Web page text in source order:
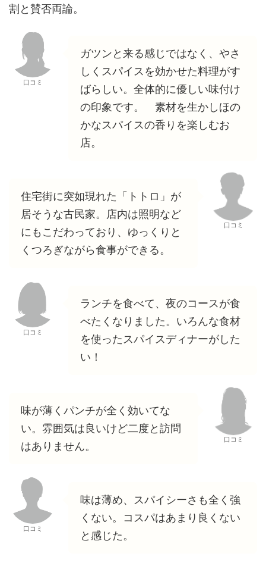
割と賛否両論。
口コミ
ガツンと来る感じではなく、やさ
しくスパイスを効かせた料理がす
ばらしい。全体的に優しい味付け
の印象です。 素材を生かしほの
かなスパイスの香りを楽しむお
店。
住宅街に突如現れた「トトロ」が
居そうな古民家。店内は照明など
にもこだわっており、ゆっくりと
くつろぎながら食事ができる。
口コミ
口コミ
ランチを食べて、夜のコースが食
べたくなりました。いろんな食材
を使ったスパイスディナーがした
い！
味が薄くパンチが全く効いてな
い。雰囲気は良いけど二度と訪問
はありません。
口コミ
口コミ
味は薄め、スパイシーさも全く強
くない。コスパはあまり良くない
と感じた。